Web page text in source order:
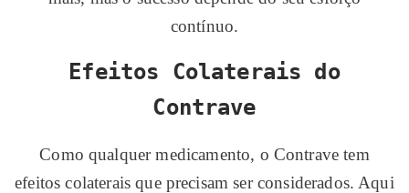
contínuo.
Efeitos Colaterais do
Contrave
Como qualquer medicamento, o Contrave tem
efeitos colaterais que precisam ser considerados. Aqui